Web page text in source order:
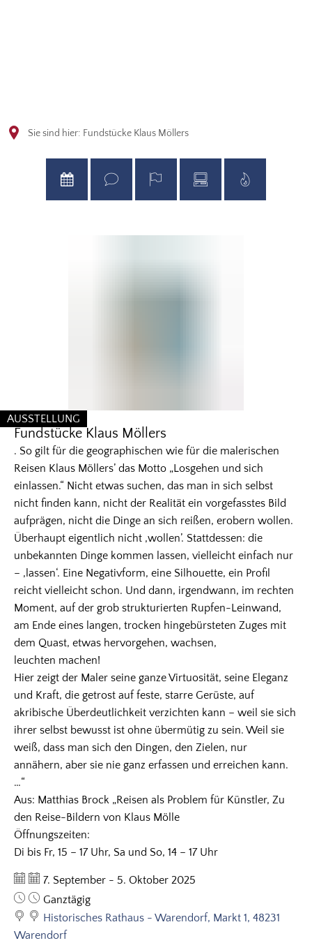
Sie sind hier: Fundstücke Klaus Möllers
AUSSTELLUNG
KATEGORIE: AUSSTELLUNG
Fundstücke Klaus Möllers
. So gilt für die geographischen wie für die malerischen
Reisen Klaus Möllers’ das Motto „Losgehen und sich
einlassen.“ Nicht etwas suchen, das man in sich selbst
nicht finden kann, nicht der Realität ein vorgefasstes Bild
aufprägen, nicht die Dinge an sich reißen, erobern wollen.
Überhaupt eigentlich nicht ‚wollen’. Stattdessen: die
unbekannten Dinge kommen lassen, vielleicht einfach nur
– ‚lassen‘. Eine Negativform, eine Silhouette, ein Profil
reicht vielleicht schon. Und dann, irgendwann, im rechten
Moment, auf der grob strukturierten Rupfen-Leinwand,
am Ende eines langen, trocken hingebürsteten Zuges mit
dem Quast, etwas hervorgehen, wachsen,
leuchten machen!
Hier zeigt der Maler seine ganze Virtuosität, seine Eleganz
und Kraft, die getrost auf feste, starre Gerüste, auf
akribische Überdeutlichkeit verzichten kann – weil sie sich
ihrer selbst bewusst ist ohne übermütig zu sein. Weil sie
weiß, dass man sich den Dingen, den Zielen, nur
annähern, aber sie nie ganz erfassen und erreichen kann.
…“
Aus: Matthias Brock „Reisen als Problem für Künstler, Zu
den Reise-Bildern von Klaus Mölle
Öffnungszeiten:
Di bis Fr, 15 – 17 Uhr, Sa und So, 14 – 17 Uhr
Datum:
7. September - 5. Oktober 2025
Uhrzeit:
Ganztägig
Historisches Rathaus - Warendorf, Markt 1, 48231
Warendorf